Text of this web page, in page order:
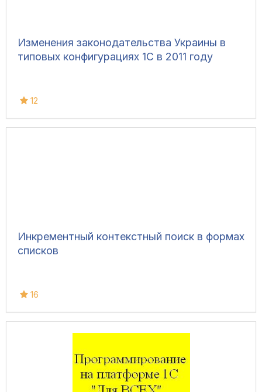
Изменения законодательства Украины в
типовых конфигурациях 1С в 2011 году
12
Инкрементный контекстный поиск в формах
списков
16